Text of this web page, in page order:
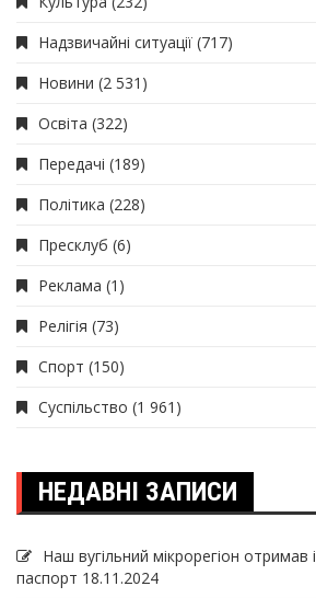
Надзвичайні ситуації (717)
Новини (2 531)
Освіта (322)
Передачі (189)
Політика (228)
Пресклуб (6)
Реклама (1)
Релігія (73)
Спорт (150)
Суспільство (1 961)
НЕДАВНІ ЗАПИСИ
Наш вугільний мікрорегіон отримав
паспорт 18.11.2024